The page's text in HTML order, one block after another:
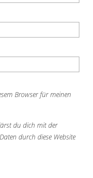
Browser für meinen
du dich mit der
durch diese Website